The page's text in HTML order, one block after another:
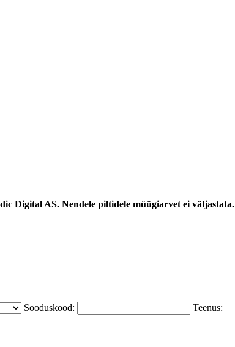
Digital AS. Nendele piltidele müügiarvet ei väljastata.
Sooduskood:
Teenus: